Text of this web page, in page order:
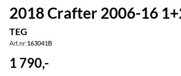
2018 Crafter 2006-16
TEG
Art.nr:163041B
1 790,-